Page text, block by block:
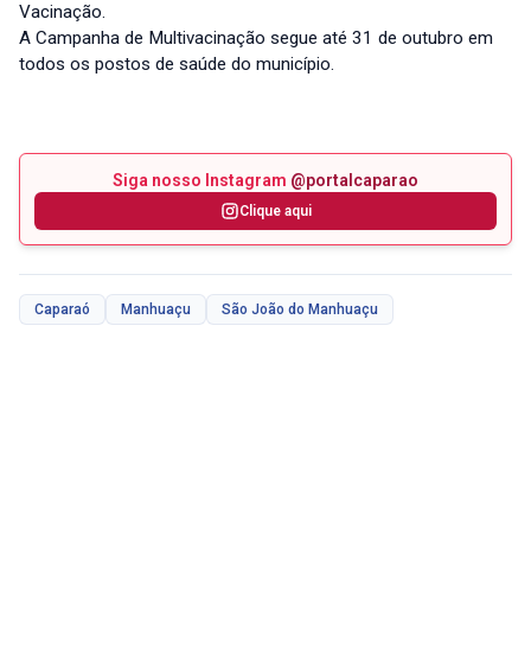
Vacinação.
A Campanha de Multivacinação segue até 31 de outubro em
todos os postos de saúde do município.
Siga nosso Instagram @portalcaparao
Clique aqui
Caparaó Manhuaçu São João do Manhuaçu